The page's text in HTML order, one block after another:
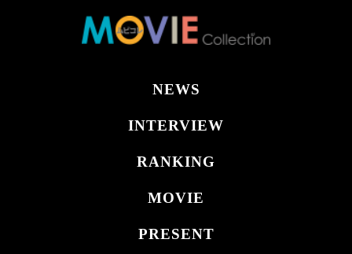
NEWS
INTERVIEW
RANKING
MOVIE
PRESENT